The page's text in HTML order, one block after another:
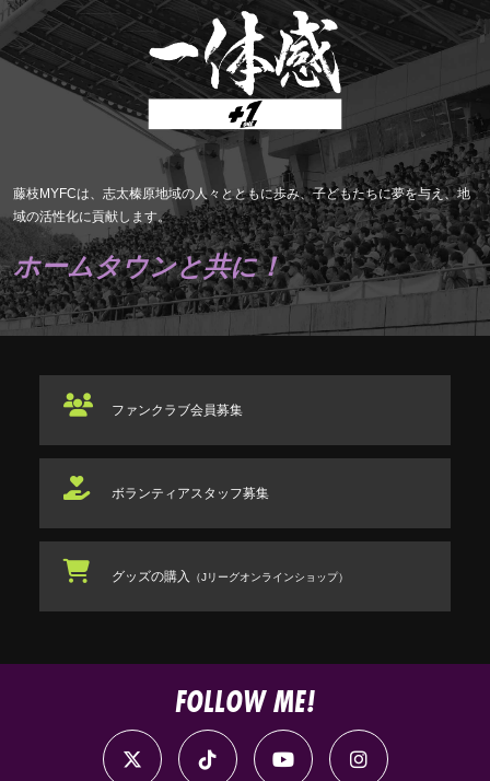
藤枝MYFCは、志太榛原地域の人々とともに歩み、子どもたちに夢を与え、地
域の活性化に貢献します。
ホームタウンと共に！
ファンクラブ会員募集
ボランティアスタッフ募集
グッズの購入 （Jリーグオンラインショップ）
FOLLOW ME!